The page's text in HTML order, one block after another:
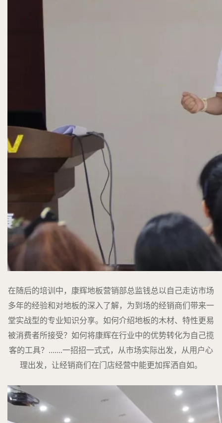
在随后的培训中，康辉地板营销部总监钱总以自己走访市场
多年的经验和对地板的深入了解，为到场的经销商们带来一
堂实战型的专业知识分享。如何介绍地板的木材、特性更易
被消费者所接受？如何将康辉在行业中的优势转化为自己揽
客的工具？.......一招招一式式，从市场实际出发，从用户心
理出发，让经销商们在门店经营中能更加挥洒自如。